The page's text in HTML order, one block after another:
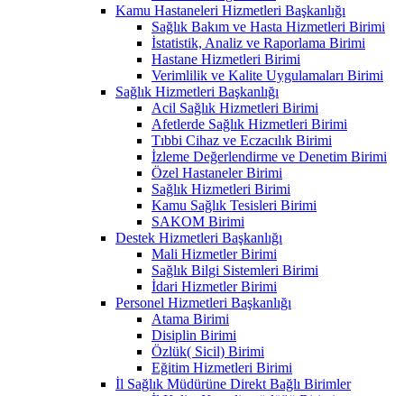
Kamu Hastaneleri Hizmetleri Başkanlığı
Sağlık Bakım ve Hasta Hizmetleri Birimi
İstatistik, Analiz ve Raporlama Birimi
Hastane Hizmetleri Birimi
Verimlilik ve Kalite Uygulamaları Birimi
Sağlık Hizmetleri Başkanlığı
Acil Sağlık Hizmetleri Birimi
Afetlerde Sağlık Hizmetleri Birimi
Tıbbi Cihaz ve Eczacılık Birimi
İzleme Değerlendirme ve Denetim Birimi
Özel Hastaneler Birimi
Sağlık Hizmetleri Birimi
Kamu Sağlık Tesisleri Birimi
SAKOM Birimi
Destek Hizmetleri Başkanlığı
Mali Hizmetler Birimi
Sağlık Bilgi Sistemleri Birimi
İdari Hizmetler Birimi
Personel Hizmetleri Başkanlığı
Atama Birimi
Disiplin Birimi
Özlük( Sicil) Birimi
Eğitim Hizmetleri Birimi
İl Sağlık Müdürüne Direkt Bağlı Birimler